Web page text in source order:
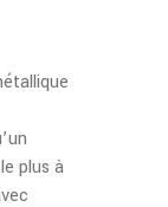
plus à